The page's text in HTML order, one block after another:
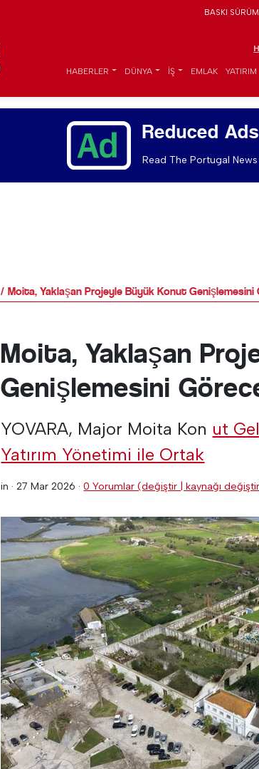
BASKI
HABERLER DÜNYA İŞ EMLAK YATIRIM
Reduced
Read The Portugal
Moita, Yaklaşan Projeyle Büyük Konut Genişlemesini
Moita, Yaklaşan
Genişlemesini
YOVARA, Major Moita Kon ut
Yatırım Yönetimi ile Ortak
in ·27 Mar 2026 ·0 Yorumlar (değiştir | kaynağı